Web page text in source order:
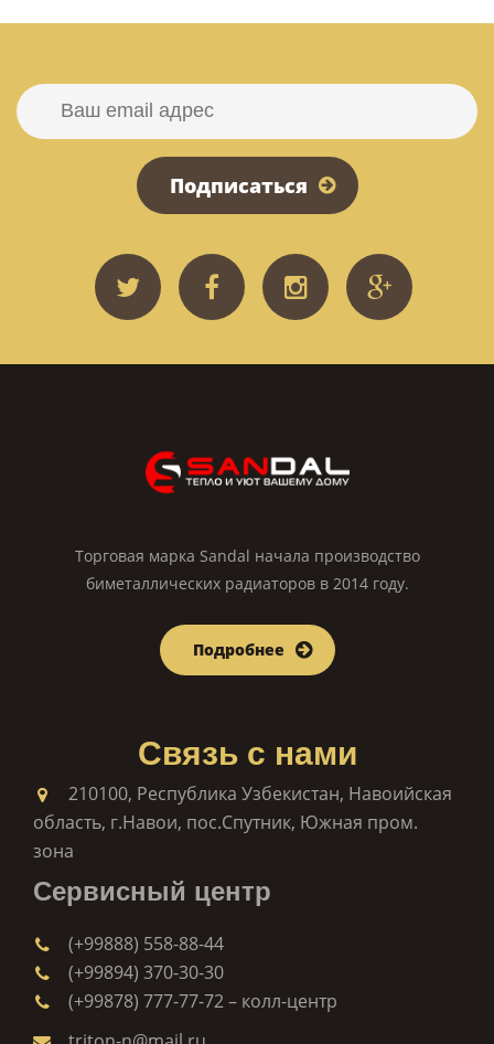
Подписаться
Торговая марка Sandal начала производство
биметаллических радиаторов в 2014 году.
Подробнее
Связь с нами
210100, Республика Узбекистан, Навоийская
область, г.Навои, пос.Спутник, Южная пром.
зона
Сервисный центр
(+99888) 558-88-44
(+99894) 370-30-30
(+99878) 777-77-72 – колл-центр